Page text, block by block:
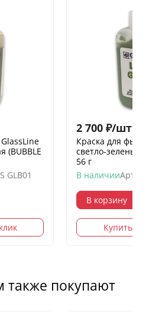
(BUBBLE
GLB01
2 700 ₽/шт.
Краска для
светло-зеленый
56 г
В наличии
В корзину
Купить в
также покупают